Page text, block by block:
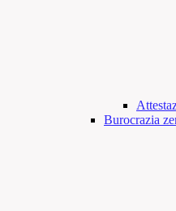
Burocrazia